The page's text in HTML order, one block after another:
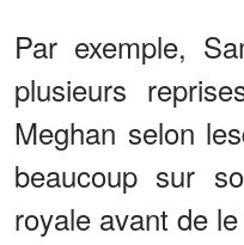
Par exemple,
plusieurs
Meghan selon
beaucoup sur
royale avant de